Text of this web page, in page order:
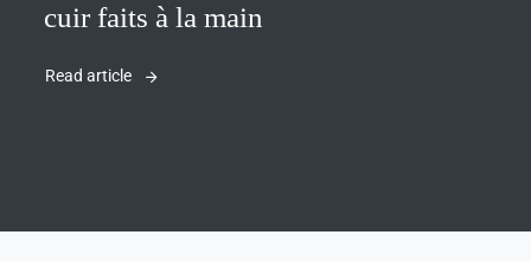
cuir faits à la main
Read article